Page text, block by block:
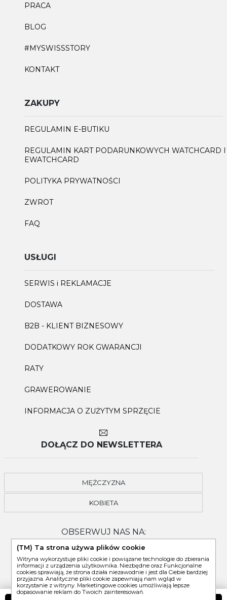
PRACA
BLOG
#MYSWISSSTORY
KONTAKT
ZAKUPY
REGULAMIN E-BUTIKU
REGULAMIN KART PODARUNKOWYCH WATCHCARD I
EWATCHCARD
POLITYKA PRYWATNOŚCI
ZWROT
FAQ
USŁUGI
SERWIS i REKLAMACJE
DOSTAWA
B2B - KLIENT BIZNESOWY
DODATKOWY ROK GWARANCJI
RATY
GRAWEROWANIE
INFORMACJA O ZUŻYTYM SPRZĘCIE
DOŁĄCZ DO NEWSLETTERA
MĘŻCZYZNA
KOBIETA
OBSERWUJ NAS NA:
(TM) Ta strona używa plików cookie
Witryna wykorzystuje pliki cookie i powiązane technologie do zbierania
informacji z urządzenia użytkownika. Niezbędne oraz Funkcjonalne
cookies sprawiają, że strona działa niezawodnie i jest dla Ciebie bardziej
przyjazna. Analityczne pliki cookie zapewniają nam wgląd w
korzystanie z witryny. Marketingowe cookies umożliwiają lepsze
dopasowanie reklam do Twoich zainteresowań.